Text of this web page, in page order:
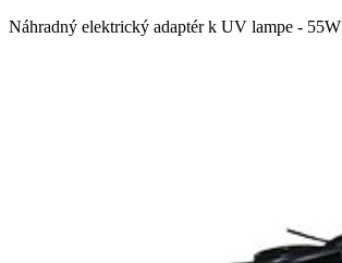
Náhradný elektrický adaptér k UV lampe - 55W